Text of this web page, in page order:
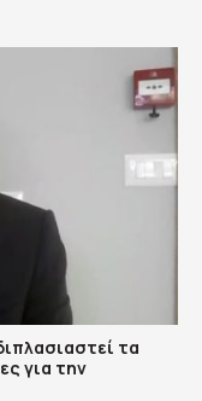
τα
για την